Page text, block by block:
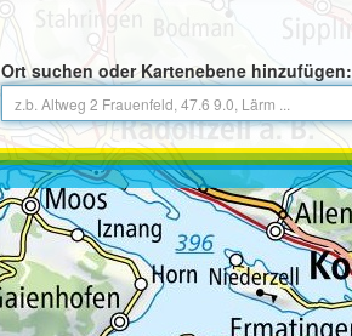
Ort suchen oder Kartenebene hinzufügen: